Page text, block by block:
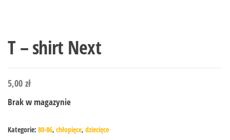
T – shirt Next
5,00 zł
Brak w magazynie
Kategorie: 80-86, chłopięce, dziecięce